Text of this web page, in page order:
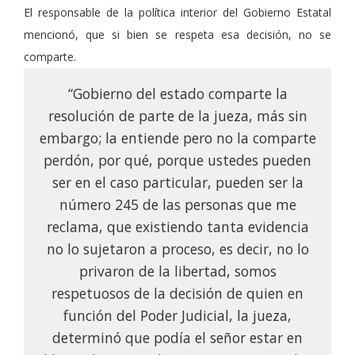
El responsable de la política interior del Gobierno Estatal
mencionó, que si bien se respeta esa decisión, no se
comparte.
“Gobierno del estado comparte la
resolución de parte de la jueza, más sin
embargo; la entiende pero no la comparte
perdón, por qué, porque ustedes pueden
ser en el caso particular, pueden ser la
número 245 de las personas que me
reclama, que existiendo tanta evidencia
no lo sujetaron a proceso, es decir, no lo
privaron de la libertad, somos
respetuosos de la decisión de quien en
función del Poder Judicial, la jueza,
determinó que podía el señor estar en